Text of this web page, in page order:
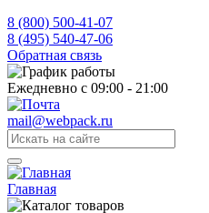
8 (800) 500-41-07
8 (495) 540-47-06
Обратная связь
Ежедневно с 09:00 - 21:00
mail@webpack.ru
Главная